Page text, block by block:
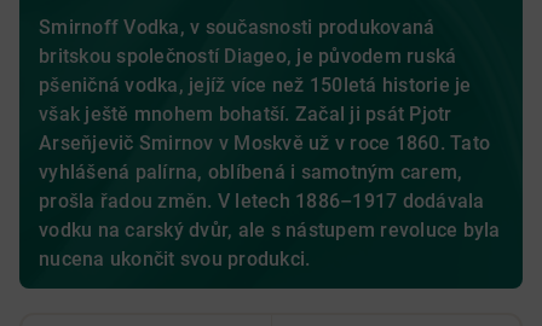
Smirnoff Vodka, v současnosti produkovaná
britskou společností Diageo, je původem ruská
pšeničná vodka, jejíž více než 150letá historie je
však ještě mnohem bohatší. Začal ji psát Pjotr
Arseňjevič Smirnov v Moskvě už v roce 1860. Tato
vyhlášená palírna, oblíbená i samotným carem,
prošla řadou změn. V letech 1886–1917 dodávala
vodku na carský dvůr, ale s nástupem revoluce byla
nucena ukončit svou produkci.